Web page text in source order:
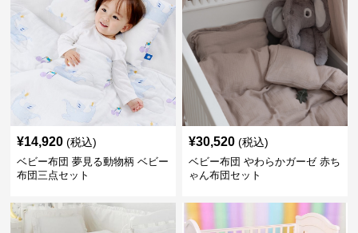
¥14,920 (税込)
ベビー布団 夢見る動物柄 ベビー
布団三点セット
¥30,520 (税込)
ベビー布団 やわらかガーゼ 赤ち
ゃん布団セット